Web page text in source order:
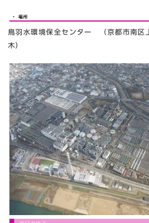
鳥羽水環境保全センター （京都市南区
木）